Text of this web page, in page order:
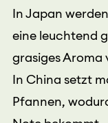
In Japan
eine leuchtend
grasiges Aroma
In China setzt
Pfannen,